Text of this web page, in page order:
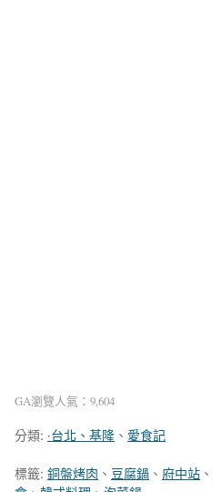
GA瀏覽人氣：9,604
分類: ‧台北、基隆 、 愛食記
標籤: 銅盤烤肉 、 豆腐鍋 、 府中站 、